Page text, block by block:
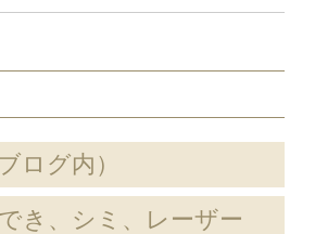
ログ内）
き、シミ、レーザー